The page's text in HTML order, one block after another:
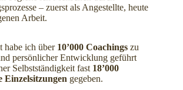
– zuerst als Angestellte, heute
Arbeit.
habe ich über 10’000 Coachings zu
persönlicher Entwicklung geführt
Selbstständigkeit fast 18’000
Einzelsitzungen gegeben.